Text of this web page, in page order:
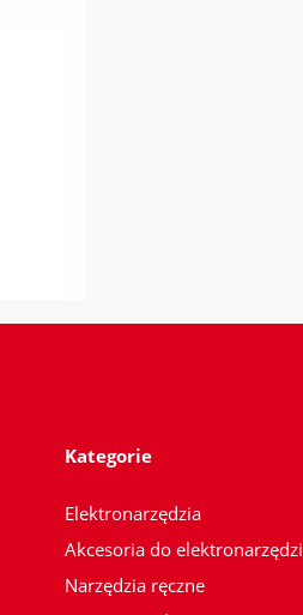
Kategorie
Elektronarzędzia
Akcesoria do elektronarzędzi
Narzędzia ręczne